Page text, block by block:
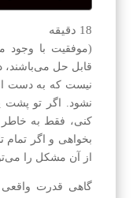
18 دقیقه
(موفقیت با وجود
قابل حل می‌باشند،
نیست که به دست
نشود. اگر تو پشت
کنی، فقط به
بخواهی و اگر تمام
از آن مشکل را
گاهی قدرت